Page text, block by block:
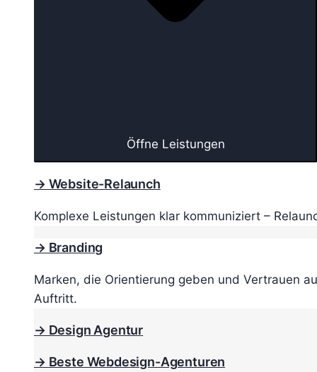
Öffne Leistungen
→ Website-Relaunch
Komplexe Leistungen klar kommuniziert –
→ Branding
Marken, die Orientierung geben und Vertrauen
Auftritt.
→ Design Agentur
→ Beste Webdesign-Agenturen